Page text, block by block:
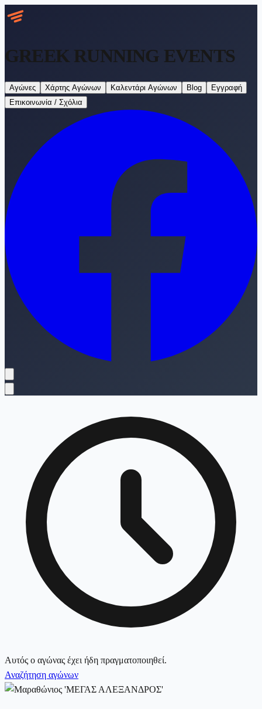
GREEK RUNNING EVENTS
Αγώνες Χάρτης Αγώνων Καλεντάρι Αγώνων Blog
Εγγραφή
Επικοινωνία / Σχόλια
Αυτός ο αγώνας έχει ήδη πραγματοποιηθεί.
Αναζήτηση αγώνων